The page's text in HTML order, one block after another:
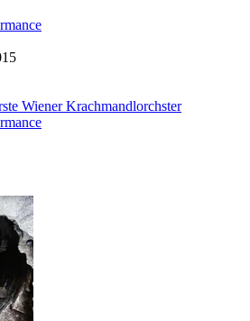
Wiener Krachmandlorchster